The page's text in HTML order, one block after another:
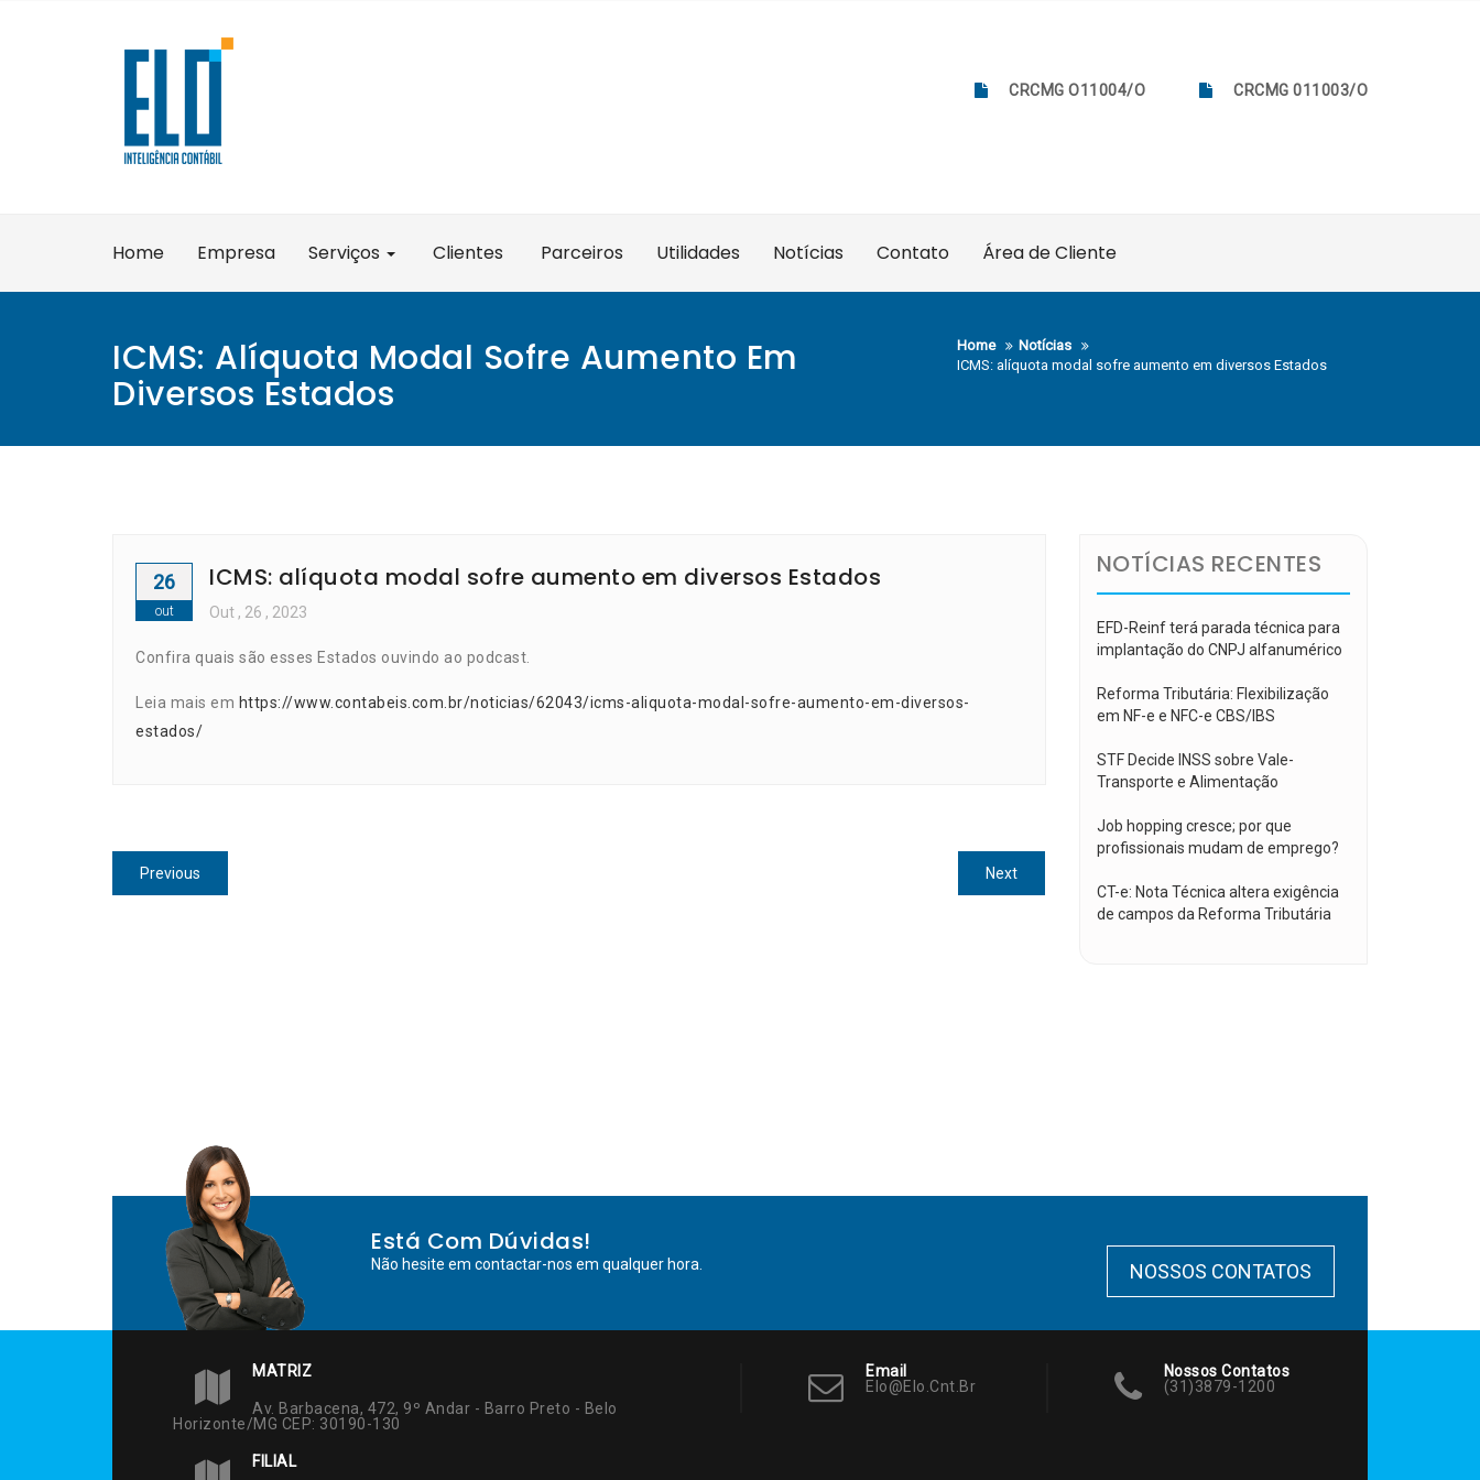
CRCMG O11004/O CRCMG 011003/O
Home Empresa Serviços Clientes Parceiros Utilidades Notícias Contato Área de Cliente
ICMS: Alíquota Modal Sofre Aumento Em
Diversos Estados
Home
Notícias
ICMS: alíquota modal sofre aumento em diversos Estados
26
out
ICMS: alíquota modal sofre aumento em diversos Estados
Out , 26 , 2023
Confira quais são esses Estados ouvindo ao podcast.
Leia mais em https://www.contabeis.com.br/noticias/62043/icms-aliquota-modal-sofre-aumento-em-diversos-
estados/
Navegação
de
Previous
post:
NextNext
post:
NOTÍCIAS RECENTES
EFD-Reinf terá parada técnica para
implantação do CNPJ alfanumérico
Reforma Tributária: Flexibilização
em NF-e e NFC-e CBS/IBS
STF Decide INSS sobre Vale-
Transporte e Alimentação
Job hopping cresce; por que
profissionais mudam de emprego?
CT-e: Nota Técnica altera exigência
de campos da Reforma Tributária
Está Com Dúvidas!
Não hesite em contactar-nos em qualquer hora. NOSSOS CONTATOS
MATRIZ
Av. Barbacena, 472, 9º Andar - Barro Preto - Belo
Horizonte/MG CEP: 30190-130
FILIAL
Email
Elo@elo.cnt.br
Nossos Contatos
(31)3879-1200